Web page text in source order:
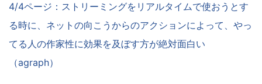
4/4ページ：ストリーミングをリアルタイムで使おうとす
る時に、ネットの向こうからのアクションによって、やっ
てる人の作家性に効果を及ぼす方が絶対面白い
（agraph）